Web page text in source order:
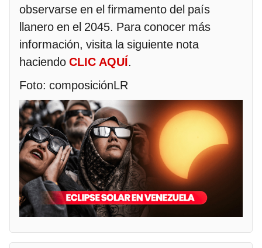
observarse en el firmamento del país
llanero en el 2045. Para conocer más
información, visita la siguiente nota
haciendo CLIC AQUÍ.
Foto: composiciónLR